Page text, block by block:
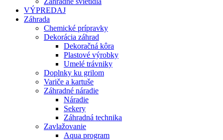
VÝPREDAJ
Záhrada
Chemické prípravky
Dekorácia záhrad
Dekoračná kôra
Plastové výrobky
Umelé trávniky
Doplnky ku grilom
Variče a kartuše
Záhradné náradie
Náradie
Sekery
Záhradná technika
Zavlažovanie
Aqua program